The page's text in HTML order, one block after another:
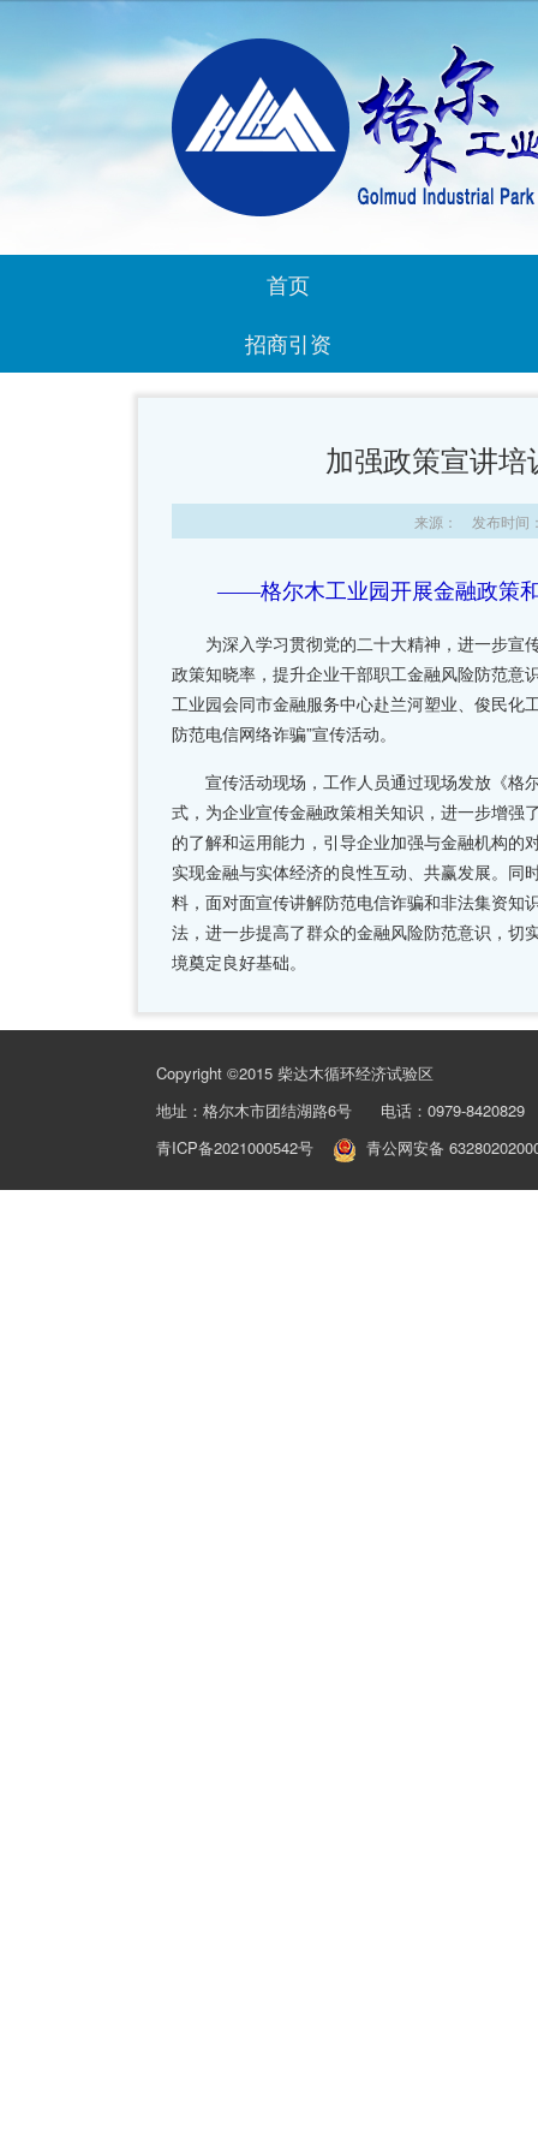
首页
招商引资
加强政策宣讲
来源： 发布时间
——格尔木工业园开展金融政策和
为深入学习贯彻党的二十大精神，进一步宣
政策知晓率，提升企业干部职工金融风险防范意
工业园会同市金融服务中心赴兰河塑业、俊民化
防范电信网络诈骗”宣传活动。
宣传活动现场，工作人员通过现场发放《格
式，为企业宣传金融政策相关知识，进一步增强
的了解和运用能力，引导企业加强与金融机构的
实现金融与实体经济的良性互动、共赢发展。同
料，面对面宣传讲解防范电信诈骗和非法集资知
法，进一步提高了群众的金融风险防范意识，切
境奠定良好基础。
Copyright ©2015 柴达木循环经济试验区
地址：格尔木市团结湖路6号 电话：0979-
青ICP备2021000542号
青公网安备